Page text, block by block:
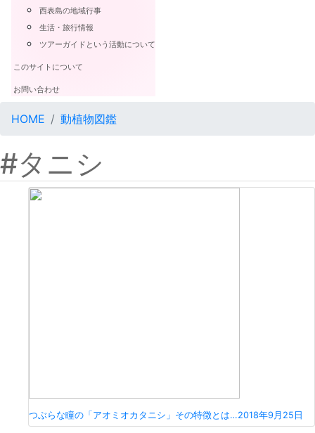
西表島の地域行事
生活・旅行情報
ツアーガイドという活動について
このサイトについて
お問い合わせ
HOME 動植物図鑑
#タニシ
つぶらな瞳の「アオミオカタニシ」その特徴とは…2018年9月25日